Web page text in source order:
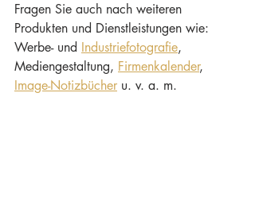
Fragen Sie auch nach weiteren
Produkten und Dienstleistungen wie:
Werbe- und Industriefotografie,
Mediengestaltung, Firmenkalender,
Image-Notizbücher u. v. a. m.